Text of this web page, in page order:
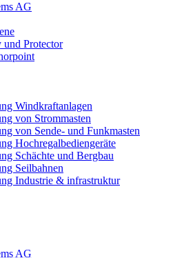
AG
und Protector
Windkraftanlagen
von Strommasten
von Sende- und Funkmasten
Hochregalbediengeräte
Schächte und Bergbau
Seilbahnen
Industrie & infrastruktur
AG